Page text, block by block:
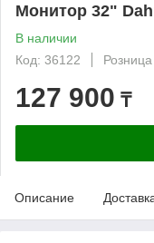
Монитор 32"
В наличии
Код: 36122
Розница
127 900 ₸
Описание